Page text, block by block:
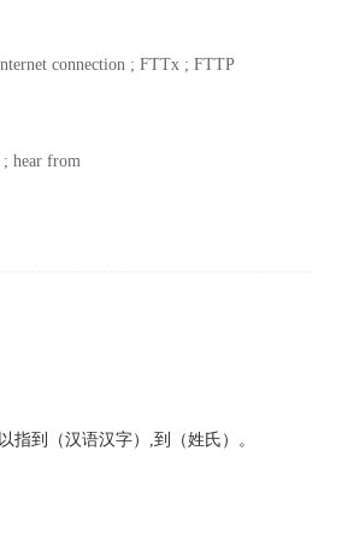
connection ; FTTx ; FTTP
; hear from
指到（汉语汉字）,到（姓氏）。